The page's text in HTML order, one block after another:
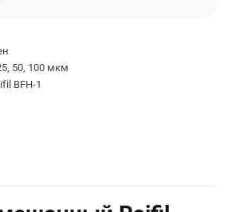
50, 100 мкм
BFH-1